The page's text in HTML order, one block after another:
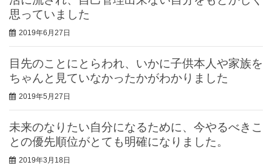
思っていました
2019年6月27日
目先のことにとらわれ、いかに子供本人や家族を
ちゃんと見ていなかったかがわかりました
2019年5月27日
未来のなりたい自分になるために、今やるべきこ
との優先順位がとても明確になりました。
2019年3月18日